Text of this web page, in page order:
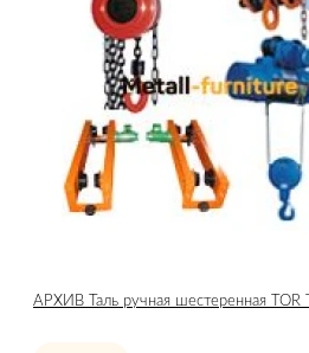
АРХИВ Таль ручная шестеренная